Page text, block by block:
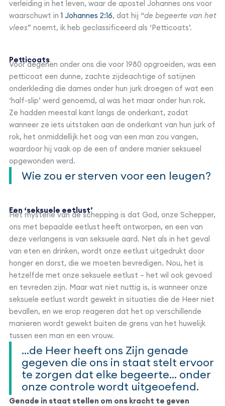
verleiding in het leven, waar de apostel Johannes ons voor
waarschuwt in 1 Johannes 2:16, dat hij “de begeerte van het
vlees” noemt, ik heb geclassificeerd als ‘Petticoats’.
Petticoats
Voor degenen onder ons die voor 1980 opgroeiden, was een
petticoat een dunne, zachte zijdeachtige of satijnen
onderkleding die dames onder hun jurk droegen of wat een
‘half-slip’ werd genoemd, al was het maar onder hun rok.
Ze hadden meestal kant langs de onderkant, zodat
wanneer ze iets uitstaken aan de onderkant van hun jurk of
rok, het onmiddellijk het oog van een man zou vangen,
waardoor hij vaak op de een of andere manier seksueel
opgewonden werd.
Wie zou er sterven voor een leugen?
Een ‘seksuele eetlust’
Het mysterie van de schepping is dat God, onze Schepper,
ons met bepaalde eetlust heeft ontworpen, en een van
deze verlangens is van seksuele aard. Net als in het geval
van eten en drinken, wordt onze eetlust uitgedrukt door
honger en dorst, die we moeten bevredigen. Nou, het is
hetzelfde met onze seksuele eetlust – het wil ook gevoed
en tevreden zijn. Maar wat niet nuttig is, is wanneer onze
seksuele eetlust wordt gewekt in situaties die de Heer niet
bevallen, en we erop reageren dat het op verschillende
manieren wordt gewekt buiten de grens van het huwelijk
tussen een man en een vrouw.
...de Heer heeft ons Zijn genade
gegeven die ons in staat stelt ervoor
te zorgen dat elke begeerte... onder
onze controle wordt uitgeoefend.
Genade in staat stellen om ons kracht te geven